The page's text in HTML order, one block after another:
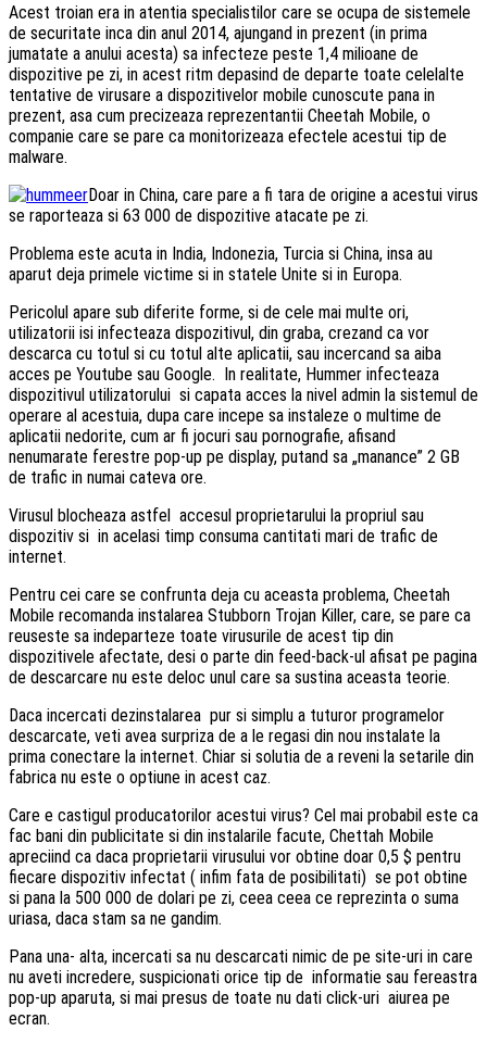
Acest troian era in atentia specialistilor care se ocupa de sistemele
de securitate inca din anul 2014, ajungand in prezent (in prima
jumatate a anului acesta) sa infecteze peste 1,4 milioane de
dispozitive pe zi, in acest ritm depasind de departe toate celelalte
tentative de virusare a dispozitivelor mobile cunoscute pana in
prezent, asa cum precizeaza reprezentantii Cheetah Mobile, o
companie care se pare ca monitorizeaza efectele acestui tip de
malware.
Doar in China, care pare a fi tara de origine a acestui virus
se raporteaza si 63 000 de dispozitive atacate pe zi.
Problema este acuta in India, Indonezia, Turcia si China, insa au
aparut deja primele victime si in statele Unite si in Europa.
Pericolul apare sub diferite forme, si de cele mai multe ori,
utilizatorii isi infecteaza dispozitivul, din graba, crezand ca vor
descarca cu totul si cu totul alte aplicatii, sau incercand sa aiba
acces pe Youtube sau Google. In realitate, Hummer infecteaza
dispozitivul utilizatorului si capata acces la nivel admin la sistemul de
operare al acestuia, dupa care incepe sa instaleze o multime de
aplicatii nedorite, cum ar fi jocuri sau pornografie, afisand
nenumarate ferestre pop-up pe display, putand sa „manance” 2 GB
de trafic in numai cateva ore.
Virusul blocheaza astfel accesul proprietarului la propriul sau
dispozitiv si in acelasi timp consuma cantitati mari de trafic de
internet.
Pentru cei care se confrunta deja cu aceasta problema, Cheetah
Mobile recomanda instalarea Stubborn Trojan Killer, care, se pare ca
reuseste sa indeparteze toate virusurile de acest tip din
dispozitivele afectate, desi o parte din feed-back-ul afisat pe pagina
de descarcare nu este deloc unul care sa sustina aceasta teorie.
Daca incercati dezinstalarea pur si simplu a tuturor programelor
descarcate, veti avea surpriza de a le regasi din nou instalate la
prima conectare la internet. Chiar si solutia de a reveni la setarile din
fabrica nu este o optiune in acest caz.
Care e castigul producatorilor acestui virus? Cel mai probabil este ca
fac bani din publicitate si din instalarile facute, Chettah Mobile
apreciind ca daca proprietarii virusului vor obtine doar 0,5 $ pentru
fiecare dispozitiv infectat ( infim fata de posibilitati) se pot obtine
si pana la 500 000 de dolari pe zi, ceea ceea ce reprezinta o suma
uriasa, daca stam sa ne gandim.
Pana una- alta, incercati sa nu descarcati nimic de pe site-uri in care
nu aveti incredere, suspicionati orice tip de informatie sau fereastra
pop-up aparuta, si mai presus de toate nu dati click-uri aiurea pe
ecran.